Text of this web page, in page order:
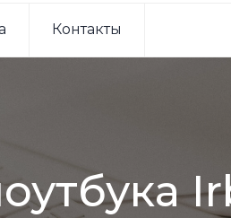
Контакты